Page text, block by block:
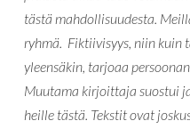
tästä mahdollisuudesta.
ryhmä. Fiktiivisyys, niin kuin
yleensäkin, tarjoaa
Muutama kirjoittaja suostui
heille tästä. Tekstit ovat